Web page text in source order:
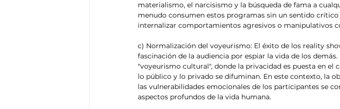
materialismo, el narcisismo y la búsqueda de fama a
menudo consumen estos programas sin un sentido
internalizar comportamientos agresivos o manipulativos
c) Normalización del voyeurismo: El éxito de los reality
fascinación de la audiencia por espiar la vida de los
"voyeurismo cultural", donde la privacidad es puesta en
lo público y lo privado se difuminan. En este contexto, la
las vulnerabilidades emocionales de los participantes se
aspectos profundos de la vida humana.